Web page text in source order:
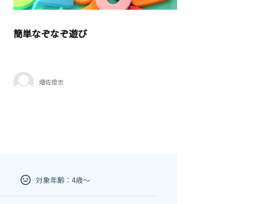
簡単なぞなぞ遊び
畑佐燈志
対象年齢：4歳～